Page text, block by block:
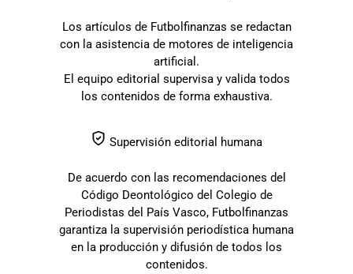
Los artículos de Futbolfinanzas se redactan
con la asistencia de motores de inteligencia
artificial.
El equipo editorial supervisa y valida todos
los contenidos de forma exhaustiva.
Supervisión editorial humana
De acuerdo con las recomendaciones del
Código Deontológico del Colegio de
Periodistas del País Vasco, Futbolfinanzas
garantiza la supervisión periodística humana
en la producción y difusión de todos los
contenidos.